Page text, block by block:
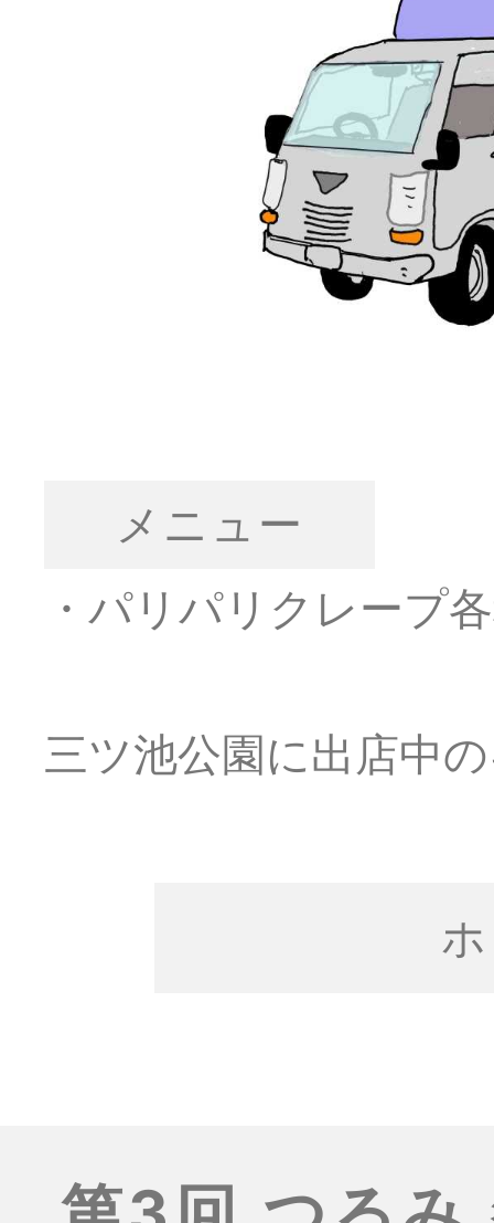
メニュー
・パリパリクレープ
三ツ池公園に出店中